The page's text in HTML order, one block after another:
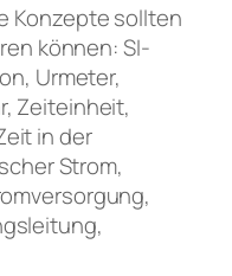
Konzepte sollten
können: SI-
Urmeter,
Zeiteinheit,
in der
Strom,